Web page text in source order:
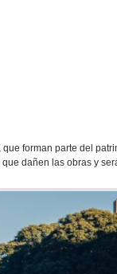
forman parte del
dañen las obras y